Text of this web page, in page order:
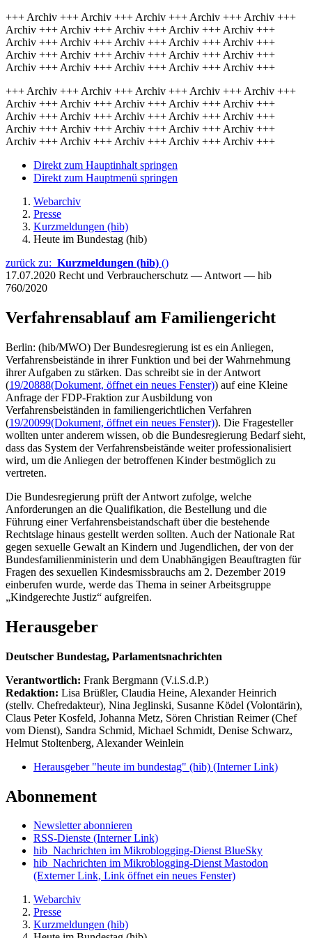
+++ Archiv +++ Archiv +++ Archiv +++ Archiv +++ Archiv +++
Archiv +++ Archiv +++ Archiv +++ Archiv +++ Archiv +++
Archiv +++ Archiv +++ Archiv +++ Archiv +++ Archiv +++
Archiv +++ Archiv +++ Archiv +++ Archiv +++ Archiv +++
Archiv +++ Archiv +++ Archiv +++ Archiv +++ Archiv +++
+++ Archiv +++ Archiv +++ Archiv +++ Archiv +++ Archiv +++
Archiv +++ Archiv +++ Archiv +++ Archiv +++ Archiv +++
Archiv +++ Archiv +++ Archiv +++ Archiv +++ Archiv +++
Archiv +++ Archiv +++ Archiv +++ Archiv +++ Archiv +++
Archiv +++ Archiv +++ Archiv +++ Archiv +++ Archiv +++
Direkt zum Hauptinhalt springen
Direkt zum Hauptmenü springen
Webarchiv
Presse
Kurzmeldungen (hib)
Heute im Bundestag (hib)
zurück zu: Kurzmeldungen (hib) ()
17.07.2020 Recht und Verbraucherschutz — Antwort — hib
760/2020
Verfahrensablauf am Familiengericht
Berlin: (hib/MWO) Der Bundesregierung ist es ein Anliegen,
Verfahrensbeistände in ihrer Funktion und bei der Wahrnehmung
ihrer Aufgaben zu stärken. Das schreibt sie in der Antwort
(19/20888(Dokument, öffnet ein neues Fenster)) auf eine Kleine
Anfrage der FDP-Fraktion zur Ausbildung von
Verfahrensbeiständen in familiengerichtlichen Verfahren
(19/20099(Dokument, öffnet ein neues Fenster)). Die Fragesteller
wollten unter anderem wissen, ob die Bundesregierung Bedarf sieht,
dass das System der Verfahrensbeistände weiter professionalisiert
wird, um die Anliegen der betroffenen Kinder bestmöglich zu
vertreten.
Die Bundesregierung prüft der Antwort zufolge, welche
Anforderungen an die Qualifikation, die Bestellung und die
Führung einer Verfahrensbeistandschaft über die bestehende
Rechtslage hinaus gestellt werden sollten. Auch der Nationale Rat
gegen sexuelle Gewalt an Kindern und Jugendlichen, der von der
Bundesfamilienministerin und dem Unabhängigen Beauftragten für
Fragen des sexuellen Kindesmissbrauchs am 2. Dezember 2019
einberufen wurde, werde das Thema in seiner Arbeitsgruppe
„Kindgerechte Justiz“ aufgreifen.
Herausgeber
Deutscher Bundestag, Parlamentsnachrichten
Verantwortlich: Frank Bergmann (V.i.S.d.P.)
Redaktion: Lisa Brüßler, Claudia Heine, Alexander Heinrich
(stellv. Chefredakteur), Nina Jeglinski, Susanne Ködel (Volontärin),
Claus Peter Kosfeld, Johanna Metz, Sören Christian Reimer (Chef
vom Dienst), Sandra Schmid, Michael Schmidt, Denise Schwarz,
Helmut Stoltenberg, Alexander Weinlein
Herausgeber "heute im bundestag" (hib) (Interner Link)
Abonnement
Newsletter abonnieren
RSS-Dienste (Interner Link)
hib_Nachrichten im Mikroblogging-Dienst BlueSky
hib_Nachrichten im Mikroblogging-Dienst Mastodon
(Externer Link, Link öffnet ein neues Fenster)
Webarchiv
Presse
Kurzmeldungen (hib)